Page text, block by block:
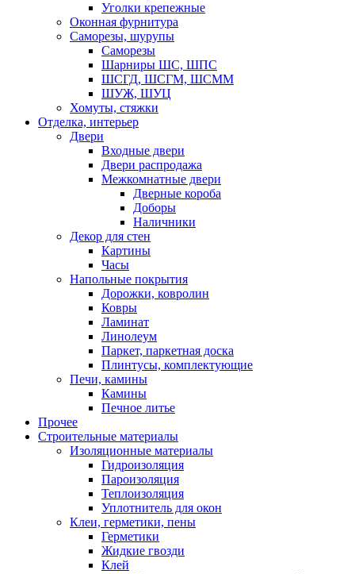
Уголки крепежные
Оконная фурнитура
Саморезы, шурупы
Саморезы
Шарниры ШС, ШПС
ШСГД, ШСГМ, ШСММ
ШУЖ, ШУЦ
Хомуты, стяжки
Отделка, интерьер
Двери
Входные двери
Двери распродажа
Межкомнатные двери
Дверные короба
Доборы
Наличники
Декор для стен
Картины
Часы
Напольные покрытия
Дорожки, ковролин
Ковры
Ламинат
Линолеум
Паркет, паркетная доска
Плинтусы, комплектующие
Печи, камины
Камины
Печное литье
Прочее
Строительные материалы
Изоляционные материалы
Гидроизоляция
Пароизоляция
Теплоизоляция
Уплотнитель для окон
Клеи, герметики, пены
Герметики
Жидкие гвозди
Клей